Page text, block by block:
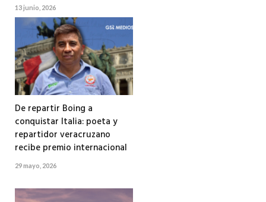
13 junio, 2026
De repartir Boing a
conquistar Italia: poeta y
repartidor veracruzano
recibe premio internacional
29 mayo, 2026